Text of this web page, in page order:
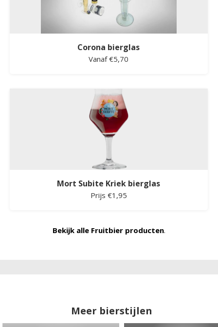
Corona bierglas
Vanaf €5,70
Mort Subite Kriek bierglas
Prijs €1,95
Bekijk alle Fruitbier producten.
Meer bierstijlen